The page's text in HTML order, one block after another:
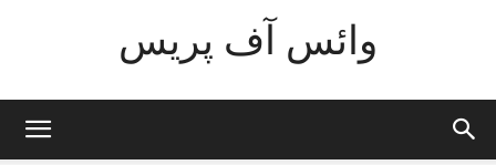
وائس آف پریس